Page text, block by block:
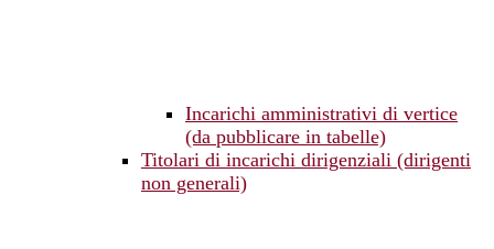
Incarichi amministrativi di vertice
(da pubblicare in tabelle)
Titolari di incarichi dirigenziali (dirigenti
non generali)